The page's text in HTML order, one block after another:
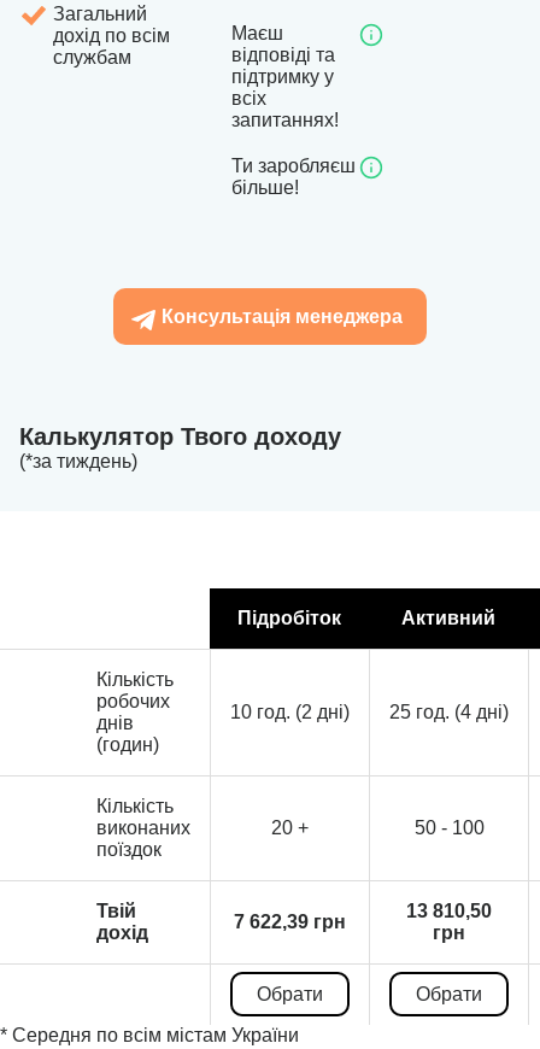
Загальний
дохід по всім
службам
Маєш
відповіді та
підтримку у
всіх
запитаннях!
Ти заробляєш
більше!
Консультація менеджера
Калькулятор Твого доходу
(*за тиждень)
Підробіток Активний
Кількість
робочих
днів
(годин)
10 год. (2 дні) 25 год. (4 дні)
Кількість
виконаних
поїздок
20 + 50 - 100
Твій
дохід
7 622,39 грн
13 810,50
грн
Обрати
Обрати
* Середня по всім містам України